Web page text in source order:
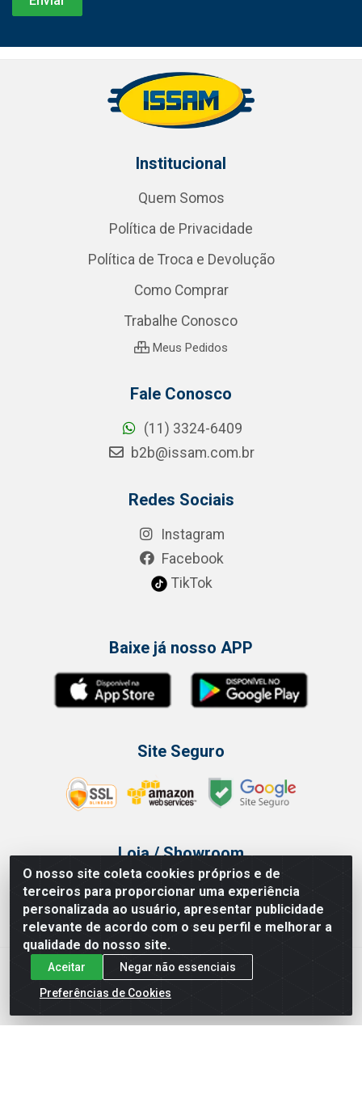
O nosso site coleta cookies próprios e de
terceiros para proporcionar uma experiência
personalizada ao usuário, apresentar publicidade
relevante de acordo com o seu perfil e melhorar a
qualidade do nosso site.
Aceitar
Negar não essenciais
Preferências de Cookies
Institucional
Quem Somos
Política de Privacidade
Política de Troca e Devolução
Como Comprar
Trabalhe Conosco
Meus Pedidos
Fale Conosco
(11) 3324-6409
b2b@issam.com.br
Redes Sociais
Instagram
Facebook
TikTok
Baixe já nosso APP
Site Seguro
Loja / Showroom
Tel.: (11) 3314 6400
Av Vautier, 468 - Pari - São Paulo/SP
Issam Importação e Exportação LTDA - Av. Vautier, 468 - Pari, São
Paulo/ SP - CEP 03032-000 - CNPJ 00.327.385/0003-68